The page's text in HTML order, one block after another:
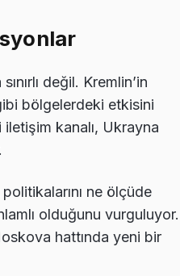
değil. Kremlin’in
bölgelerdeki etkisini
kanalı, Ukrayna
ne ölçüde
olduğunu vurguluyor.
hattında yeni bir